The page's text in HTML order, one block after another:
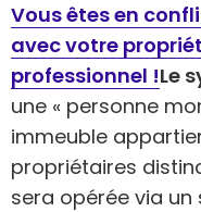
Vous êtes en
avec votre
professionnel !Le
une « personne
immeuble
propriétaires
sera opérée via